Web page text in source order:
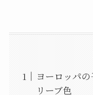
ヨーロッパ
リーブ色